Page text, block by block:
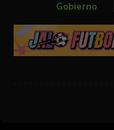
Gobierno